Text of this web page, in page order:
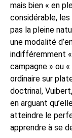
mais bien « en
considérable,
pas la pleine
une modalité
indifféremment
campagne » ou
ordinaire sur
doctrinal,
en arguant
atteindre le
apprendre à se